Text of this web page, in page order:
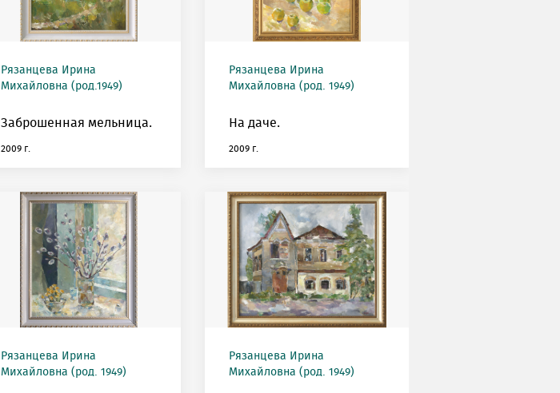
Рязанцева Ирина
Михайловна (род.1949)
Заброшенная мельница.
2009 г.
Рязанцева Ирина
Михайловна (род. 1949)
На даче.
2009 г.
Рязанцева Ирина
Михайловна (род. 1949)
Рязанцева Ирина
Михайловна (род. 1949)